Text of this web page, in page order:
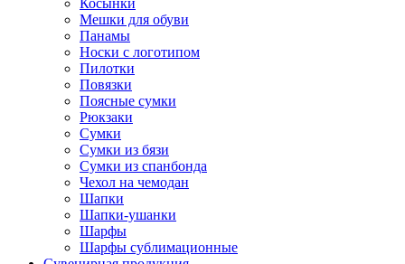
Косынки
Мешки для обуви
Панамы
Носки с логотипом
Пилотки
Повязки
Поясные сумки
Рюкзаки
Сумки
Сумки из бязи
Сумки из спанбонда
Чехол на чемодан
Шапки
Шапки-ушанки
Шарфы
Шарфы сублимационные